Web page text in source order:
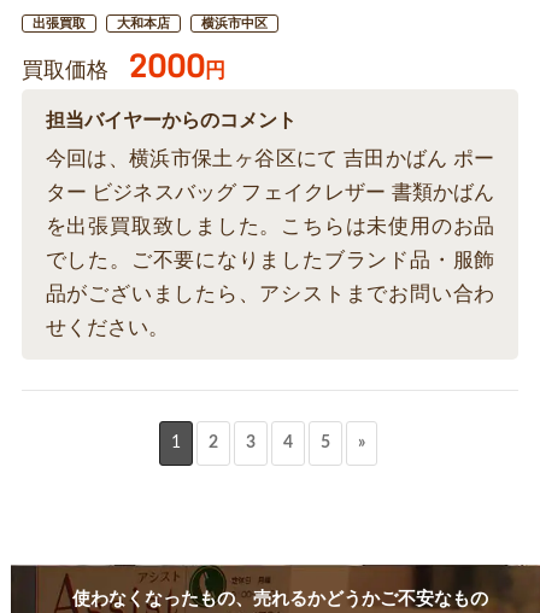
出張買取 大和本店 横浜市中区
買取価格 2000円
担当バイヤーからのコメント
今回は、横浜市保土ヶ谷区にて 吉田かばん ポー
ター ビジネスバッグ フェイクレザー 書類かばん
を出張買取致しました。こちらは未使用のお品
でした。ご不要になりましたブランド品・服飾
品がございましたら、アシストまでお問い合わ
せください。
1 2 3 4 5 »
使わなくなったもの、売れるかどうかご不安なもの